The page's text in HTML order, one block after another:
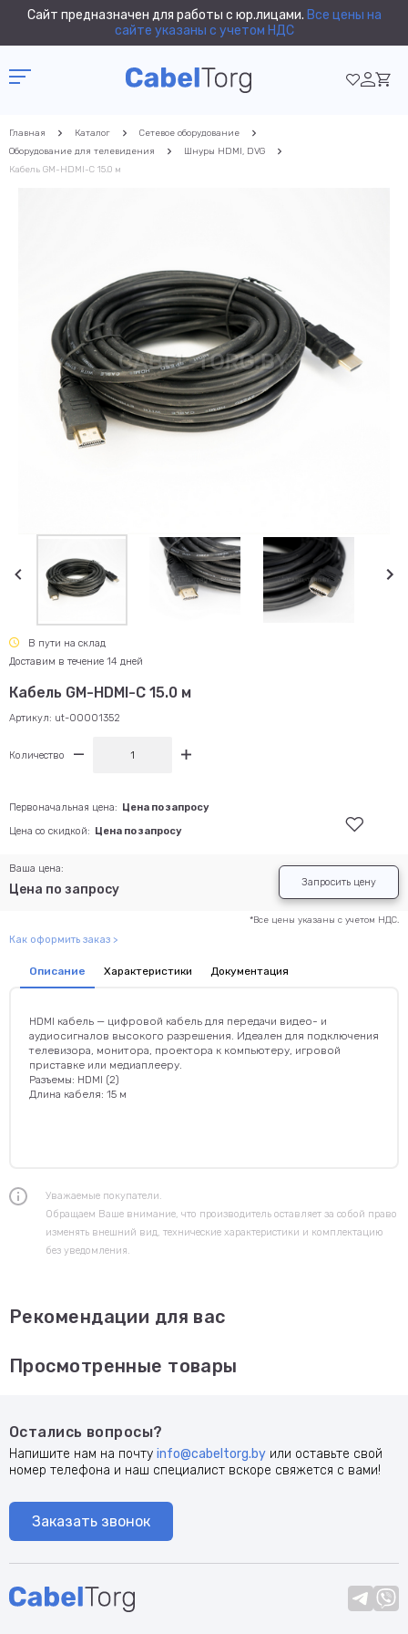
Сайт предназначен для работы с юр.лицами. Все цены на
сайте указаны с учетом НДС
Главная Каталог
Сетевое оборудование
Оборудование для телевидения
Шнуры HDMI, DVG
Кабель GM-HDMI-C 15.0 м
Кабель GM-HDMI-C 15.0 м
Артикул: ut-00001352
В пути на склад
Доставим в течение 14 дней
Количество
Ваша цена:
Цена по запросу
Первоначальная цена: Цена по запросу
Цена со скидкой: Цена по запросу
*Все цены указаны с учетом НДС.
Запросить цену
Как оформить заказ >
Описание Характеристики Документация
HDMI кабель — цифровой кабель для передачи видео- и
аудиосигналов высокого разрешения. Идеален для подключения
телевизора, монитора, проектора к компьютеру, игровой
приставке или медиаплееру.
Разъемы: HDMI (2)
Длина кабеля: 15 м
Уважаемые покупатели.
Обращаем Ваше внимание, что производитель оставляет за собой право
изменять внешний вид, технические характеристики и комплектацию
без уведомления.
Рекомендации для вас
Просмотренные товары
Остались вопросы?
Напишите нам на почту info@cabeltorg.by или оставьте свой
номер телефона и наш специалист вскоре свяжется с вами!
Заказать звонок